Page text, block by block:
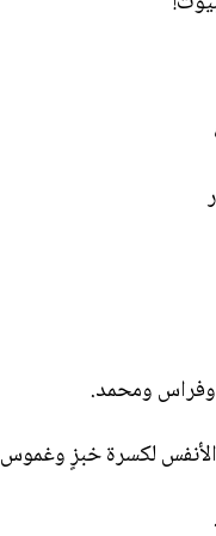
وفراس ومحمد.
لكسرة خبزٍ وغموس